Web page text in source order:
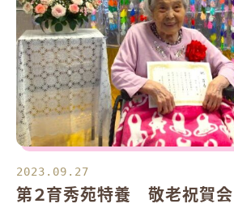
2023.09.27
第２育秀苑特養 敬老祝賀会